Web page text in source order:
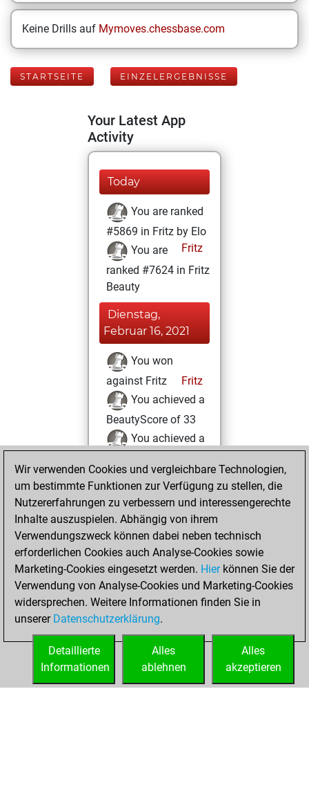
Keine Drills auf Mymoves.chessbase.com
STARTSEITE EINZELERGEBNISSE
Your Latest App
Activity
Today
You are ranked
#5869 in Fritz by Elo
Fritz
You are
ranked #7624 in Fritz
Beauty
Dienstag,
Februar 16, 2021
You won
against Fritz
Fritz
You achieved a
BeautyScore of 33
You achieved a
Freitag, Januar
29, 2021
You created
your Fritz account
Fritz
You
played 1 bullet
games
Play
You scored +0
=0 -1 in bullet
Wir verwenden Cookies und vergleichbare Technologien,
um bestimmte Funktionen zur Verfügung zu stellen, die
Nutzererfahrungen zu verbessern und interessengerechte
Inhalte auszuspielen. Abhängig von ihrem
Verwendungszweck können dabei neben technisch
erforderlichen Cookies auch Analyse-Cookies sowie
Marketing-Cookies eingesetzt werden. Hierkönnen Sie der
Verwendung von Analyse-Cookies und Marketing-Cookies
widersprechen. Weitere Informationen finden Sie in
unserer Datenschutzerklärung.
Alles
akzeptieren
Alles
ablehnen
Detaillierte
Informationen